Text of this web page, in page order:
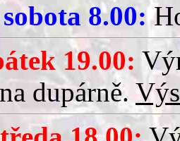
8.00:
19.00:
dupárně.